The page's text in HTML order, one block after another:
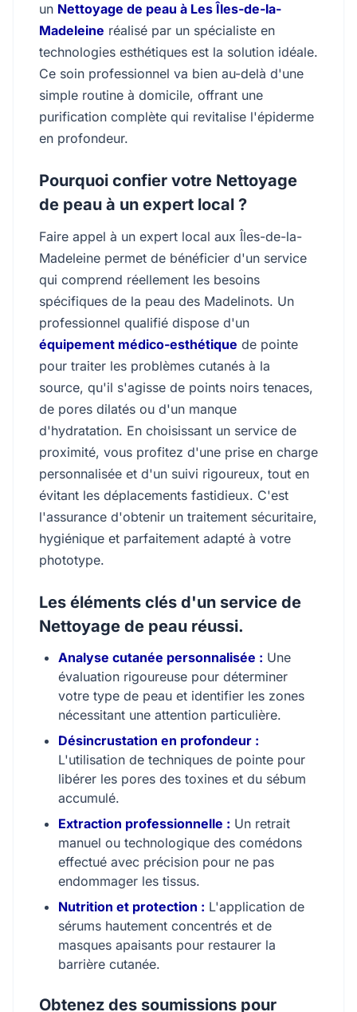
un Nettoyage de peau à Les Îles-de-la-
Madeleine réalisé par un spécialiste en
technologies esthétiques est la solution idéale.
Ce soin professionnel va bien au-delà d'une
simple routine à domicile, offrant une
purification complète qui revitalise l'épiderme
en profondeur.
Pourquoi confier votre Nettoyage
de peau à un expert local ?
Faire appel à un expert local aux Îles-de-la-
Madeleine permet de bénéficier d'un service
qui comprend réellement les besoins
spécifiques de la peau des Madelinots. Un
professionnel qualifié dispose d'un
équipement médico-esthétique de pointe
pour traiter les problèmes cutanés à la
source, qu'il s'agisse de points noirs tenaces,
de pores dilatés ou d'un manque
d'hydratation. En choisissant un service de
proximité, vous profitez d'une prise en charge
personnalisée et d'un suivi rigoureux, tout en
évitant les déplacements fastidieux. C'est
l'assurance d'obtenir un traitement sécuritaire,
hygiénique et parfaitement adapté à votre
phototype.
Les éléments clés d'un service de
Nettoyage de peau réussi.
Analyse cutanée personnalisée : Une
évaluation rigoureuse pour déterminer
votre type de peau et identifier les zones
nécessitant une attention particulière.
Désincrustation en profondeur :
L'utilisation de techniques de pointe pour
libérer les pores des toxines et du sébum
accumulé.
Extraction professionnelle : Un retrait
manuel ou technologique des comédons
effectué avec précision pour ne pas
endommager les tissus.
Nutrition et protection : L'application de
sérums hautement concentrés et de
masques apaisants pour restaurer la
barrière cutanée.
Obtenez des soumissions pour